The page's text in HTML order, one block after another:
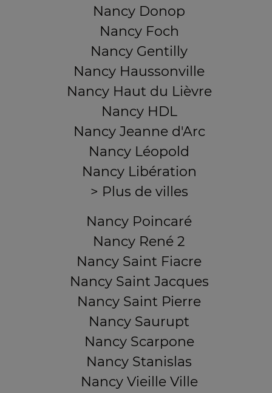
Nancy Donop
Nancy Foch
Nancy Gentilly
Nancy Haussonville
Nancy Haut du Lièvre
Nancy HDL
Nancy Jeanne d'Arc
Nancy Léopold
Nancy Libération
> Plus de villes
Nancy Poincaré
Nancy René 2
Nancy Saint Fiacre
Nancy Saint Jacques
Nancy Saint Pierre
Nancy Saurupt
Nancy Scarpone
Nancy Stanislas
Nancy Vieille Ville